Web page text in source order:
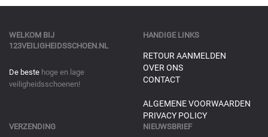
WELKOM BIJ
123VEILIGHEIDSSCHOEN.NL
De beste hoge en lage
veiligheidsschoenen!
HANDIGE LINKS
RETOUR AANMELDEN
OVER ONS
CONTACT
ALGEMENE VOORWAARDEN
PRIVACY POLICY
VERZENDING NIEUWSBRIEF